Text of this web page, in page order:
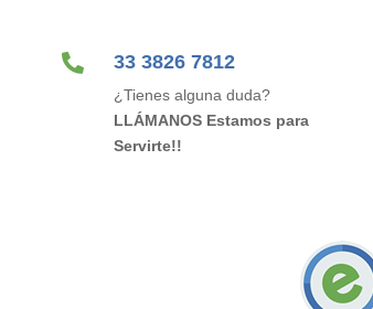
 33 3826 7812
¿Tienes alguna duda?
LLÁMANOS Estamos para
Servirte!!